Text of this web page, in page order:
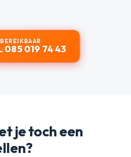
085 019 74 43
je toch een